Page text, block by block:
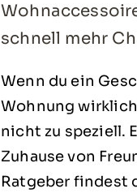
schnell mehr
Wenn du ein
Wohnung
nicht zu speziell.
Zuhause von
Ratgeber findest